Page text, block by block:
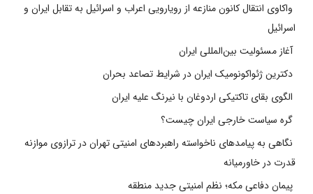
واکاوی انتقال کانون منازعه از رویارویی اعراب و اسرائیل به تقابل ایران و
اسرائیل
آغاز مسئولیت بین‌المللی ایران
دکترین ژئواکونومیک ایران در شرایط تصاعد بحران
الگوی بقای تاکتیکی اردوغان با نیرنگ علیه ایران
گره سیاست خارجی ایران چیست؟
نگاهی به پیامدهای ناخواسته راهبردهای امنیتی تهران در ترازوی موازنه
قدرت در خاورمیانه
پیمان دفاعی مکه؛ نظم امنیتی جدید منطقه